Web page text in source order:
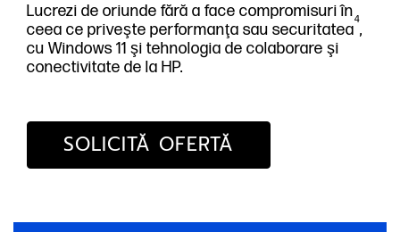
Lucrezi de oriunde fără a face compromisuri în
ceea ce priveşte performanţa sau securitatea
4
,
cu Windows 11 şi tehnologia de colaborare şi
conectivitate de la HP.
SOLICITĂ OFERTĂ